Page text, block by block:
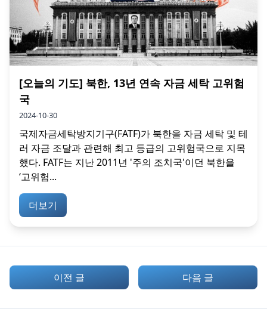
[오늘의 기도] 북한, 13년 연속 자금 세탁 고위험
국
2024-10-30
국제자금세탁방지기구(FATF)가 북한을 자금 세탁 및 테
러 자금 조달과 관련해 최고 등급의 고위험국으로 지목
했다. FATF는 지난 2011년 '주의 조치국'이던 북한을
‘고위험...
더보기
이전 글 다음 글